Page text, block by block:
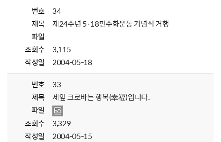
번호
34
제목
제24주년 5·18민주화운동 기념식 거행
파일
조회수
3,115
작성일
2004-05-18
번호
33
제목
세잎 크로바는 행복(幸福)입니다.
파일
조회수
3,329
작성일
2004-05-15